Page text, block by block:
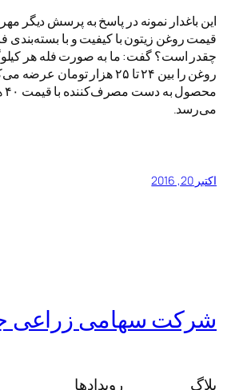
این باغدار نمونه در پاسخ به پرسش دیگر مهر
قیمت روغن زیتون با کیفیت و با
چقدر است؟ گفت: ما به صورت فله هر
روغن را بین ۲۴ تا ۲۵ هزار تومان
می‌رسد.
اکتبر 20, 2016
شرکت سهامی زراعی
بلاگ رویدادها